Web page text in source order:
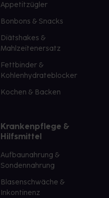
Appetitzügler
Bonbons & Snacks
Diätshakes &
Mahlzeitenersatz
Fettbinder &
Kohlenhydrateblocker
Kochen & Backen
Krankenpflege &
Hilfsmittel
Aufbaunahrung &
Sondennahrung
Blasenschwäche &
Inkontinenz